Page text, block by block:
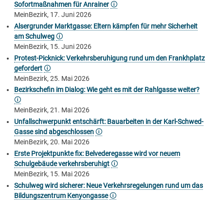
Sofortmaßnahmen für Anrainer🛈
MeinBezirk, 17. Juni 2026
Alsergrunder Marktgasse: Eltern kämpfen für mehr Sicherheit
am Schulweg🛈
MeinBezirk, 15. Juni 2026
Protest-Picknick: Verkehrsberuhigung rund um den Frankhplatz
gefordert🛈
MeinBezirk, 25. Mai 2026
Bezirkschefin im Dialog: Wie geht es mit der Rahlgasse weiter?
🛈
MeinBezirk, 21. Mai 2026
Unfallschwerpunkt entschärft: Bauarbeiten in der Karl-Schwed-
Gasse sind abgeschlossen🛈
MeinBezirk, 20. Mai 2026
Erste Projektpunkte fix: Belvederegasse wird vor neuem
Schulgebäude verkehrsberuhigt🛈
MeinBezirk, 15. Mai 2026
Schulweg wird sicherer: Neue Verkehrsregelungen rund um das
Bildungszentrum Kenyongasse🛈